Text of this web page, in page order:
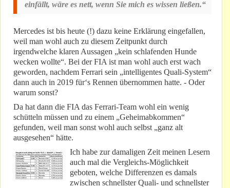
einfällt, wäre es nett, wenn Sie mich es wissen ließen.“
Mercedes ist bis heute (!) dazu keine Erklärung eingefallen,
weil man wohl auch zu diesem Zeitpunkt durch
irgendwelche klaren Aussagen „kein schlafenden Hunde
wecken wollte“. Bei der FIA ist man wohl auch erst wach
geworden, nachdem Ferrari sein „intelligentes Quali-System“
dann auch in 2019 für‘s Rennen übernommen hatte. - Oder
warum sonst?
Da hat dann die FIA das Ferrari-Team wohl ein wenig
schütteln müssen und zu einem „Geheimabkommen“
gefunden, weil man sonst wohl auch selbst „ganz alt
ausgesehen“ hätte.
Ich habe zur damaligen Zeit meinen Lesern
auch mal die Vergleichs-Möglichkeit
geboten, welche Differenzen es damals
zwischen schnellster Quali- und schnellster